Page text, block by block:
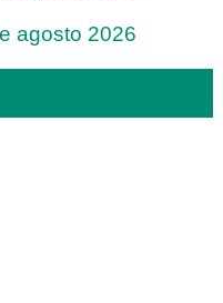
agosto 2026